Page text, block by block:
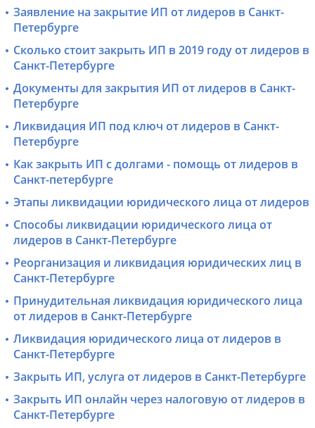
Заявление на закрытие ИП от лидеров в Санкт-
Петербурге
Сколько стоит закрыть ИП в 2019 году от лидеров в
Санкт-Петербурге
Документы для закрытия ИП от лидеров в Санкт-
Петербурге
Ликвидация ИП под ключ от лидеров в Санкт-
Петербурге
Как закрыть ИП с долгами - помощь от лидеров в
Санкт-петербурге
Этапы ликвидации юридического лица от лидеров
Способы ликвидации юридического лица от
лидеров в Санкт-Петербурге
Реорганизация и ликвидация юридических лиц в
Санкт-Петербурге
Принудительная ликвидация юридического лица
от лидеров в Санкт-Петербурге
Ликвидация юридического лица от лидеров в
Санкт-Петербурге
Закрыть ИП, услуга от лидеров в Санкт-Петербурге
Закрыть ИП онлайн через налоговую от лидеров в
Санкт-Петербурге